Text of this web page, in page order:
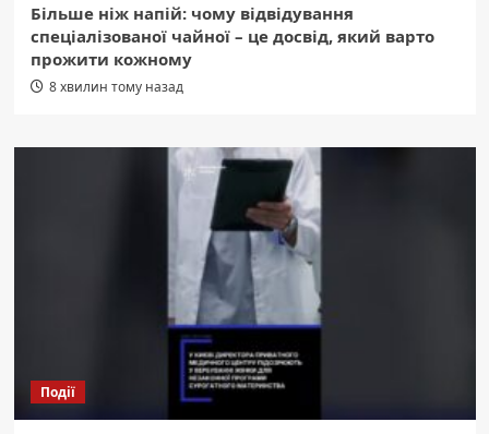
Більше ніж напій: чому відвідування
спеціалізованої чайної – це досвід, який варто
прожити кожному
8 хвилин тому назад
Події